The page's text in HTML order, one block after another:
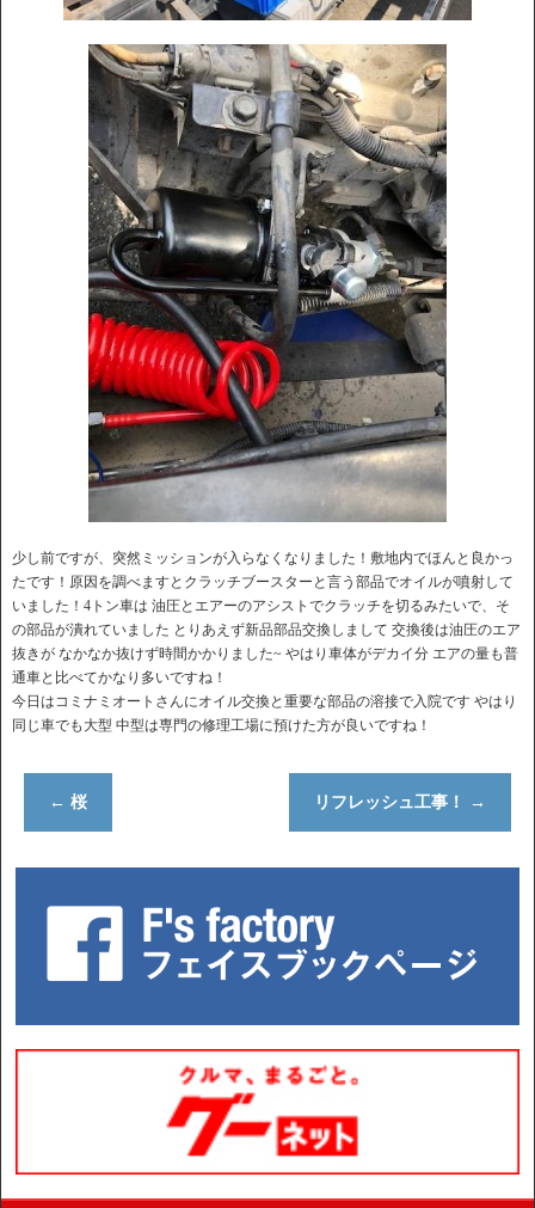
少し前ですが、突然ミッションが入らなくなりました！敷地内でほんと良かっ
たです！原因を調べますとクラッチブースターと言う部品でオイルが噴射して
いました！4トン車は 油圧とエアーのアシストでクラッチを切るみたいで、そ
の部品が潰れていました とりあえず新品部品交換しまして 交換後は油圧のエア
抜きが なかなか抜けず時間かかりました~ やはり車体がデカイ分 エアの量も普
通車と比べてかなり多いですね！
今日はコミナミオートさんにオイル交換と重要な部品の溶接で入院です やはり
同じ車でも大型 中型は専門の修理工場に預けた方が良いですね！
← 桜 リフレッシュ工事！ →